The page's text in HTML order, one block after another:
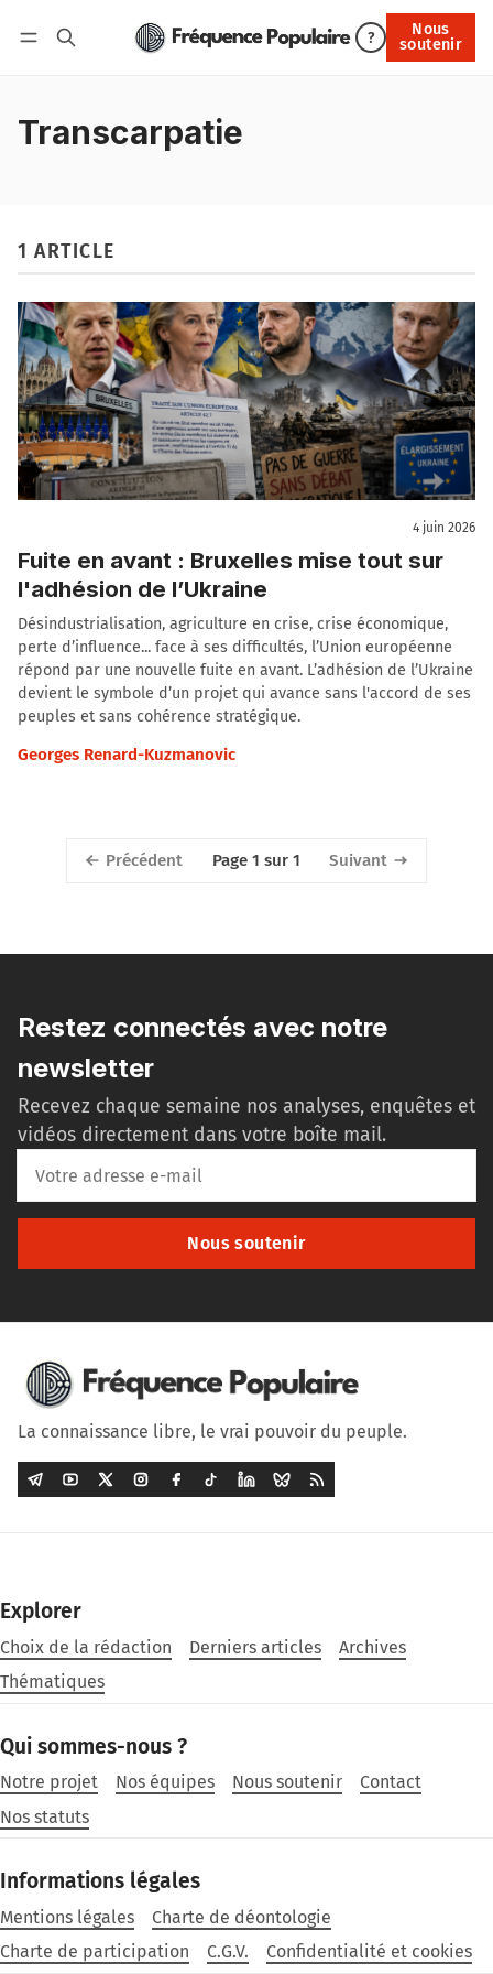
?
Nous
soutenir
Nous soutenir
Transcarpatie
1 ARTICLE
4 juin 2026
Fuite en avant : Bruxelles mise tout sur
l'adhésion de l’Ukraine
Désindustrialisation, agriculture en crise, crise économique,
perte d’influence... face à ses difficultés, l’Union européenne
répond par une nouvelle fuite en avant. L’adhésion de l’Ukraine
devient le symbole d’un projet qui avance sans l'accord de ses
peuples et sans cohérence stratégique.
Georges Renard-Kuzmanovic
Précédent Page 1 sur 1 Suivant
Restez connectés avec notre
newsletter
Recevez chaque semaine nos analyses, enquêtes et
vidéos directement dans votre boîte mail.
Nous soutenir
La connaissance libre, le vrai pouvoir du peuple.
Explorer
Choix de la rédaction Derniers articles
Archives
Thématiques
Qui sommes-nous ?
Notre projet Nos équipes Nous soutenir
Contact
Nos statuts
Informations légales
Mentions légales
Charte de déontologie
Charte de participation
C.G.V. Confidentialité et cookies